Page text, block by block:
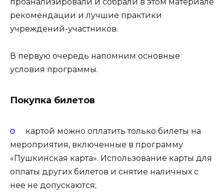
рекомендации и лучшие практики
учреждений-участников.
В первую очередь напомним основные
условия программы.
Покупка билетов
картой можно оплатить только билеты на
мероприятия, включенные в программу
«Пушкинская карта». Использование карты для
оплаты других билетов и снятие наличных с
нее не допускаются;